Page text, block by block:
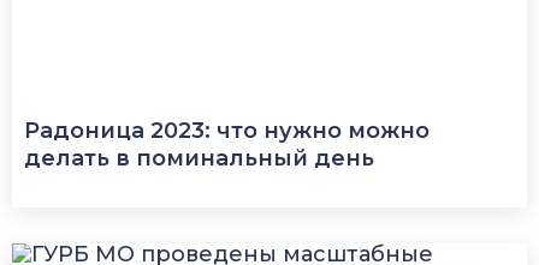
Радоница 2023: что нужно можно
делать в поминальный день